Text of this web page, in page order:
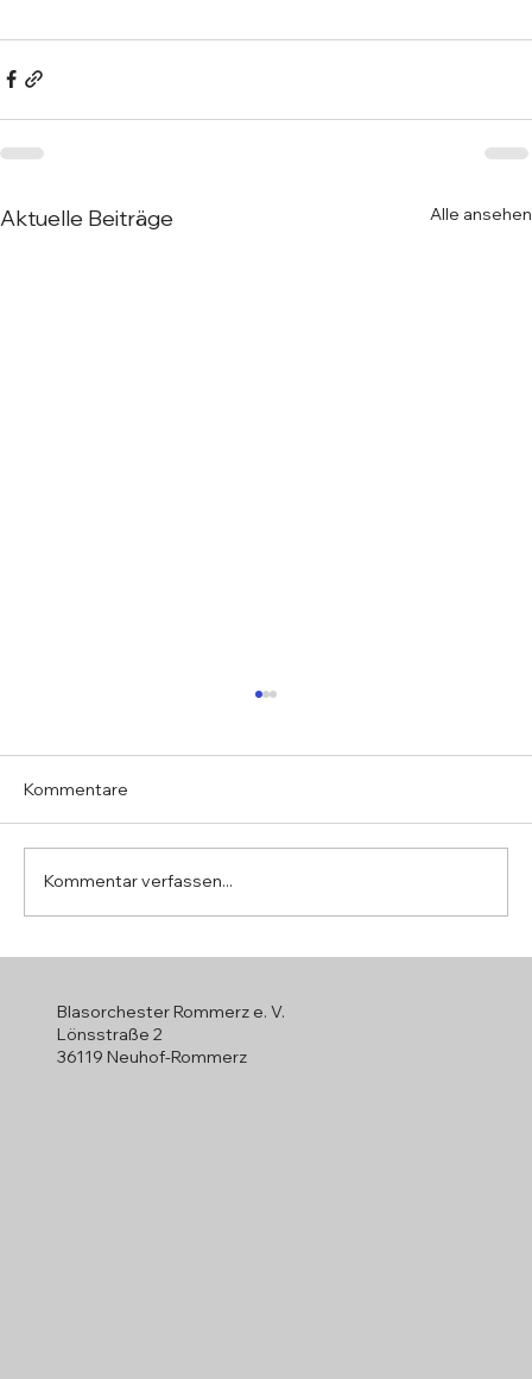
Aktuelle Beiträge Alle ansehen
Kommentare
Kommentar verfassen...
Blasorchester Rommerz e. V.
Lönsstraße 2
36119 Neuhof-Rommerz